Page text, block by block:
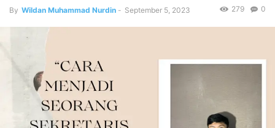
By Wildan Muhammad Nurdin - September 5, 2023 0
279